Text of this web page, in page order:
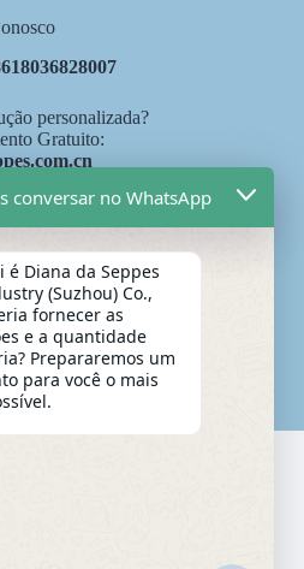
personalizada?
Gratuito:
de serviço industrial de
vitalício" como sistema de
do produto.
pela Ping An State
da China com um valor de
de yuans.
conversar no WhatsApp
é Diana da Seppes
(Suzhou) Co.,
fornecer as
e a quantidade
Prepararemos um
para você o mais